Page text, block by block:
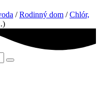
/Rodinný dom /Chlór,